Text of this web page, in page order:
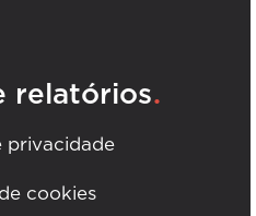
relatórios.
privacidade
cookies